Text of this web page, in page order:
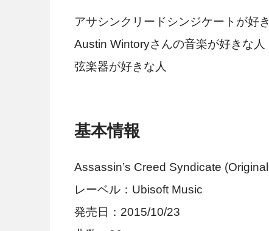
アサシンクリードシンジケートが好
Austin Wintoryさんの音楽が好きな人
弦楽器が好きな人
基本情報
Assassin’s Creed Syndicate
レーベル：Ubisoft Music
発売日：2015/10/23